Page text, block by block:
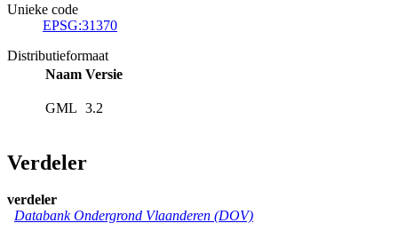
Unieke code
EPSG:31370
Distributieformaat
Naam Versie
GML 3.2
Verdeler
verdeler
Databank Ondergrond Vlaanderen (DOV)